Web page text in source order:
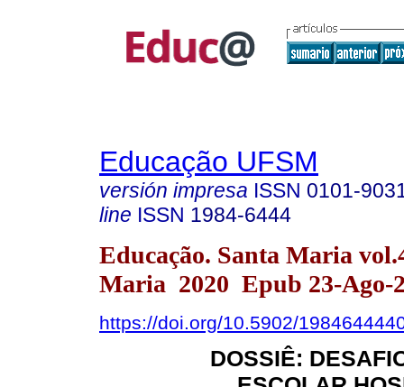
Educação UFSM
versión impresa ISSN 0101-
line ISSN 1984-6444
Educação. Santa Maria
Maria 2020 Epub 23-Ago-
https://doi.org/10.5902/
DOSSIÊ: